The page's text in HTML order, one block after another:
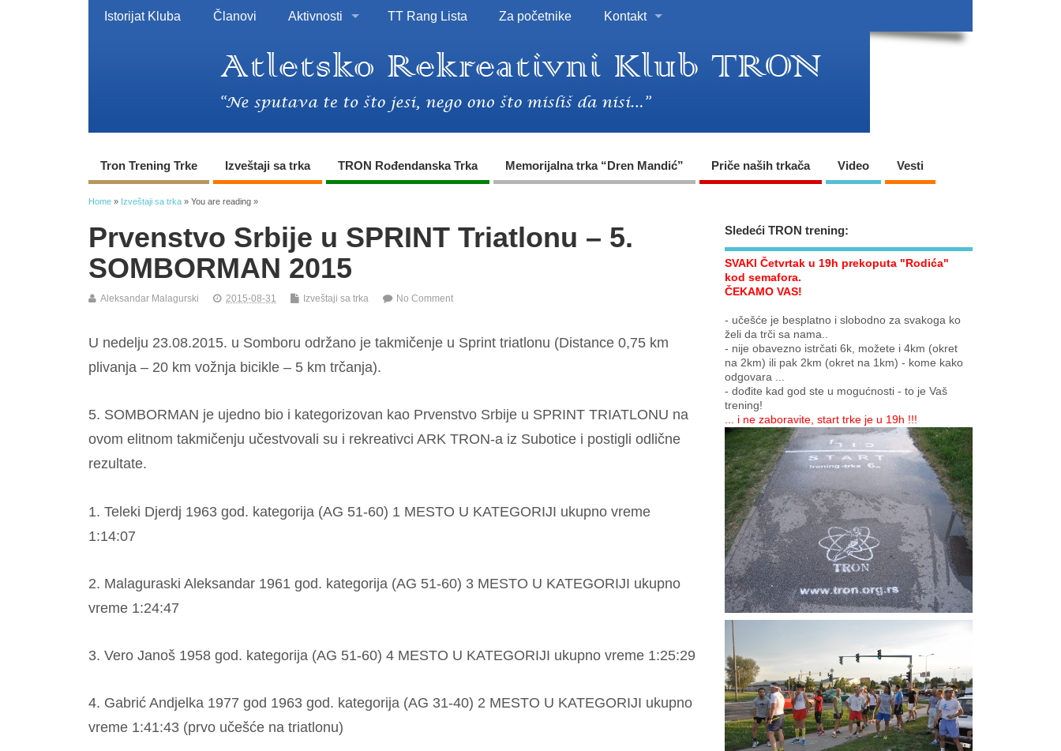
Istorijat Kluba Članovi Aktivnosti TT Rang Lista Za početnike Kontakt
Tron Trening Trke Izveštaji sa trka TRON Rođendanska Trka Memorijalna trka “Dren Mandić” Priče naših trkača Video Vesti
Home » Izveštaji sa trka » You are reading »
Prvenstvo Srbije u SPRINT Triatlonu – 5.
SOMBORMAN 2015
Aleksandar Malagurski 2015-08-31 Izveštaji sa trka No Comment
U nedelju 23.08.2015. u Somboru održano je takmičenje u Sprint triatlonu (Distance 0,75 km
plivanja – 20 km vožnja bicikle – 5 km trčanja).
5. SOMBORMAN je ujedno bio i kategorizovan kao Prvenstvo Srbije u SPRINT TRIATLONU na
ovom elitnom takmičenju učestvovali su i rekreativci ARK TRON-a iz Subotice i postigli odlične
rezultate.
1. Teleki Djerdj 1963 god. kategorija (AG 51-60) 1 MESTO U KATEGORIJI ukupno vreme
1:14:07
2. Malaguraski Aleksandar 1961 god. kategorija (AG 51-60) 3 MESTO U KATEGORIJI ukupno
vreme 1:24:47
3. Vero Janoš 1958 god. kategorija (AG 51-60) 4 MESTO U KATEGORIJI ukupno vreme 1:25:29
4. Gabrić Andjelka 1977 god 1963 god. kategorija (AG 31-40) 2 MESTO U KATEGORIJI ukupno
vreme 1:41:43 (prvo učešće na triatlonu)
Sledeći TRON trening:
SVAKI Četvrtak u 19h prekoputa "Rodića"
kod semafora.
ČEKAMO VAS!
- učešće je besplatno i slobodno za svakoga ko
želi da trči sa nama..
- nije obavezno istrčati 6k, možete i 4km (okret
na 2km) ili pak 2km (okret na 1km) - kome kako
odgovara ...
- dođite kad god ste u mogućnosti - to je Vaš
trening!
... i ne zaboravite, start trke je u 19h !!!